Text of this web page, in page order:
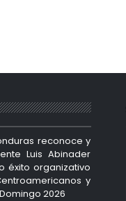
reconoce y
Luis Abinader
éxito organizativo
y
2026